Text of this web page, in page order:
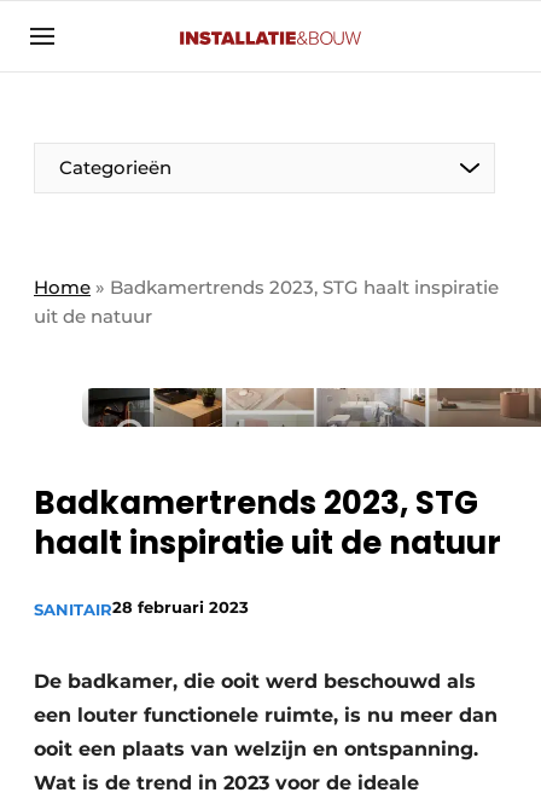
Aanmelden
Banner overzicht
BedrijvenAanmeldenBedankt voor de aanmelding
Contact
Evenement aanmelden
Meest gelezen
Podcasts
Privacy / Cookie statement
Vacature aanmelden
Vacatures
Categorieën
Panelgesprek
HVAC
Binnenklimaat
Brandbeveiliging
Ventilatie
Home » Badkamertrends 2023, STG haalt inspiratie
uit de natuur
Badkamertrends 2023, STG
haalt inspiratie uit de natuur
SANITAIR28 februari 2023
De badkamer, die ooit werd beschouwd als
een louter functionele ruimte, is nu meer dan
ooit een plaats van welzijn en ontspanning.
Wat is de trend in 2023 voor de ideale